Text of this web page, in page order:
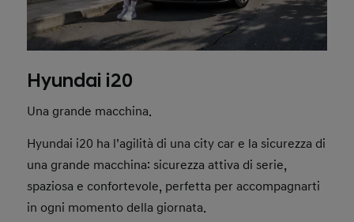
Hyundai i20
Una grande macchina.
Hyundai i20 ha l’agilità di una city car e la sicurezza di
una grande macchina: sicurezza attiva di serie,
spaziosa e confortevole, perfetta per accompagnarti
in ogni momento della giornata.